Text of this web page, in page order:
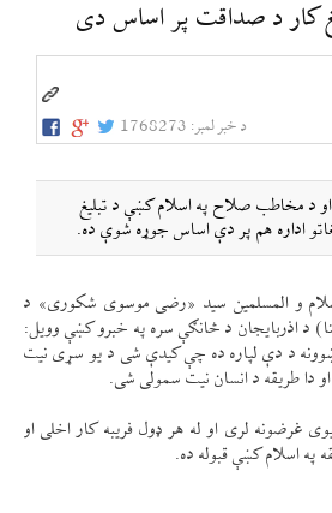
كار د صداقت پر اساس دی
د خبر لمبر: 1768273
د مخاطب صلاح په اسلام كښې د تبليغ
اداره هم پر دې اساس جوړه شوې ده.
و المسلمين سيد «رضی موسوی شكوری» د
د اذربايجان د څانګې سره په خبرو كښې وويل:
د دې لپاره ده چې كيدې شی د يو سړی نيت
دا طريقه د انسان نيت سمولی شی.
غرضونه لری او له هر ډول فريبه كار اخلی او
اسلام كښې قبوله ده.